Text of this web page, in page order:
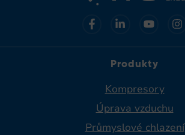
Produkty
Kompresory
Úprava vzduchu
Průmyslové chlazení